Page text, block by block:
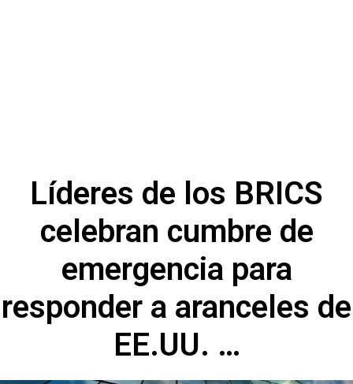
Líderes de los BRICS
celebran cumbre de
emergencia para
responder a aranceles de
EE.UU. …